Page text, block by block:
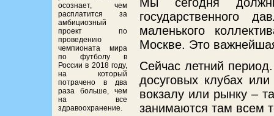
осознает, чем
расплатится за
амбициозный
проект по
проведению
чемпионата мира
по футболу в
России в 2018 году,
на который
потрачено в два
раза больше, чем
на все
здравоохранение.
государственного
маленького
Москве. Это
Сейчас летний
досуговых клубах
вокзалу или рынку –
занимаются там всем